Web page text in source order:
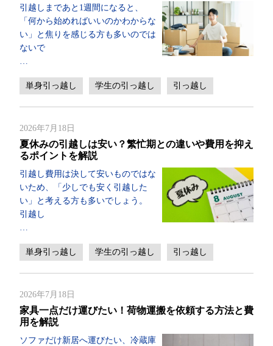
引越しまであと1週間になると、
「何から始めればいいのかわからな
い」と焦りを感じる方も多いのでは
ないで
…
単身引っ越し 学生の引っ越し 引っ越し
2026年7月18日
夏休みの引越しは安い？繁忙期との違いや費用を抑え
るポイントを解説
引越し費用は決して安いものではな
いため、「少しでも安く引越した
い」と考える方も多いでしょう。
引越し
…
単身引っ越し 学生の引っ越し 引っ越し
2026年7月18日
家具一点だけ運びたい！荷物運搬を依頼する方法と費
用を解説
ソファだけ新居へ運びたい、冷蔵庫